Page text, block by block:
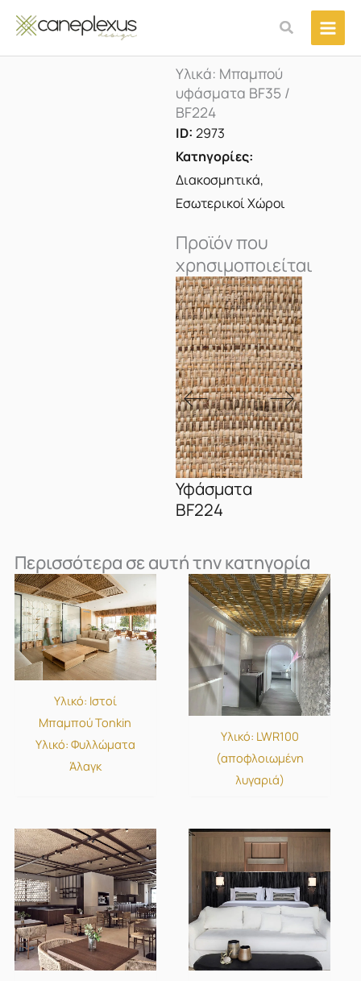
στο
περιεχόμενο
Αναζήτηση
Υλικά: Μπαμπού
υφάσματα BF35 /
BF224
ID: 2973
Κατηγορίες:
Διακοσμητικά,
Εσωτερικοί Χώροι
Προϊόν που
χρησιμοποιείται
Υφάσματα
BF224
Περισσότερα σε αυτή την κατηγορία
Υλικό: Ιστοί
Μπαμπού Tonkin
Υλικό: Φυλλώματα
Άλαγκ
Υλικό: LWR100
(αποφλοιωμένη
λυγαριά)